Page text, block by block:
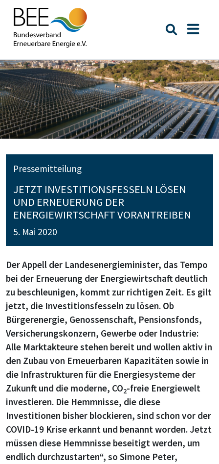
Suche
Pressemitteilung
JETZT INVESTITIONSFESSELN LÖSEN
UND ERNEUERUNG DER
ENERGIEWIRTSCHAFT VORANTREIBEN
5. Mai 2020
Der Appell der Landesenergieminister, das Tempo
bei der Erneuerung der Energiewirtschaft deutlich
zu beschleunigen, kommt zur richtigen Zeit. Es gilt
jetzt, die Investitionsfesseln zu lösen. Ob
Bürgerenergie, Genossenschaft, Pensionsfonds,
Versicherungskonzern, Gewerbe oder Industrie:
Alle Marktakteure stehen bereit und wollen aktiv in
den Zubau von Erneuerbaren Kapazitäten sowie in
die Infrastrukturen für die Energiesysteme der
Zukunft und die moderne, CO2-freie Energiewelt
investieren. Die Hemmnisse, die diese
Investitionen bisher blockieren, sind schon vor der
COVID-19 Krise erkannt und benannt worden. Jetzt
müssen diese Hemmnisse beseitigt werden, um
endlich durchzustarten“, so Simone Peter,